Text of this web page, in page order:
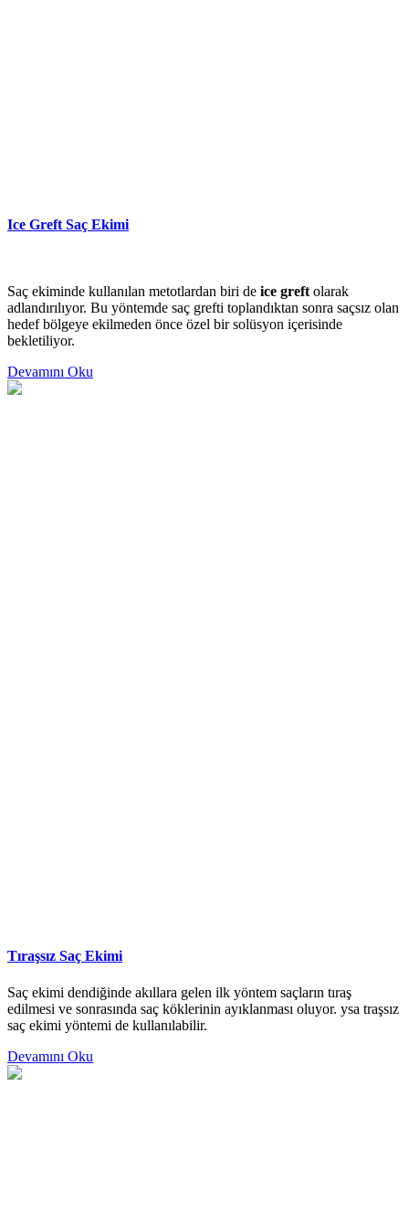
Ice Greft Saç Ekimi
Saç ekiminde kullanılan metotlardan biri de ice greft olarak
adlandırılıyor. Bu yöntemde saç grefti toplandıktan sonra saçsız olan
hedef bölgeye ekilmeden önce özel bir solüsyon içerisinde
bekletiliyor.
Devamını Oku
Tıraşsız Saç Ekimi
Saç ekimi dendiğinde akıllara gelen ilk yöntem saçların tıraş
edilmesi ve sonrasında saç köklerinin ayıklanması oluyor. ysa traşsız
saç ekimi yöntemi de kullanılabilir.
Devamını Oku